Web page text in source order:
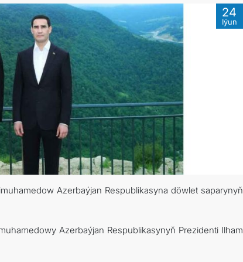
HABARLAR
KONSULLYK HYZMATLARY
TDIM
ARAGATNAŞYK
24
Iýun
Azerbaýjan Respublikasyna döwlet saparynyň
Azerbaýjan Respublikasynyň Prezidenti Ilham